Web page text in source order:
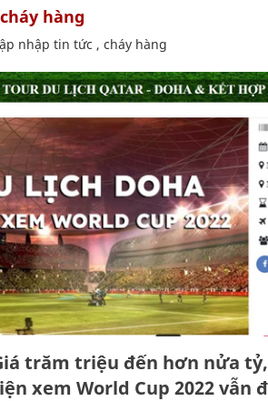
hàng
nhập tin tức , cháy hàng
trăm triệu đến hơn nửa
xem World Cup 2022 vẫn